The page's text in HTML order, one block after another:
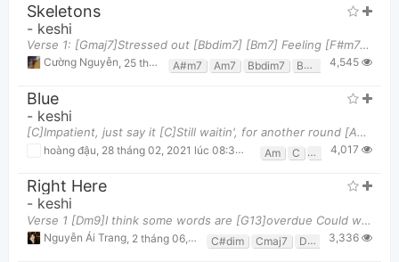
Skeletons
- keshi
Verse 1: [Gmaj7]Stressed out [Bbdim7] [Bm7] Feeling [F#m7]lost and I don't know what
Cường Nguyễn 25 tháng 11, 2019 lúc 04:02pm A#m7 Am7 Bbdim7 Bm7 D7 F#m7
4,545
Blue
- keshi
[C]Impatient, just say it [C]Still waitin', for another round [Am]New faces, I'm racin' [Am]On fo
hoàng đậu 28 tháng 02, 2021 lúc 08:30pm Am C F 4,017
Right Here
- keshi
Verse 1 [Dm9]I think some words are [G13]overdue Could we just do it [Cmaj7]over? Can we just tal
Nguyễn Ái Trang 2 tháng 06, 2021 lúc 05:01pm C#dim Cmaj7 Dm9 G13
3,336